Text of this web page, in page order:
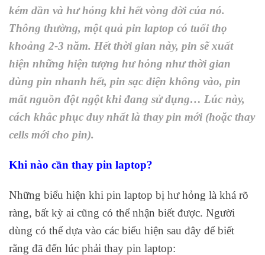
kém dần và hư hỏng khi hết vòng đời của nó.
Thông thường, một quả pin laptop có tuổi thọ
khoảng 2-3 năm. Hết thời gian này, pin sẽ xuất
hiện những hiện tượng hư hỏng như thời gian
dùng pin nhanh hết, pin sạc điện không vào, pin
mất nguồn đột ngột khi đang sử dụng… Lúc này,
cách khắc phục duy nhất là thay pin mới (hoặc thay
cells mới cho pin).
Khi nào cần thay pin laptop?
Những biểu hiện khi pin laptop bị hư hỏng là khá rõ
ràng, bất kỳ ai cũng có thể nhận biết được. Người
dùng có thể dựa vào các biểu hiện sau đây để biết
rằng đã đến lúc phải thay pin laptop: